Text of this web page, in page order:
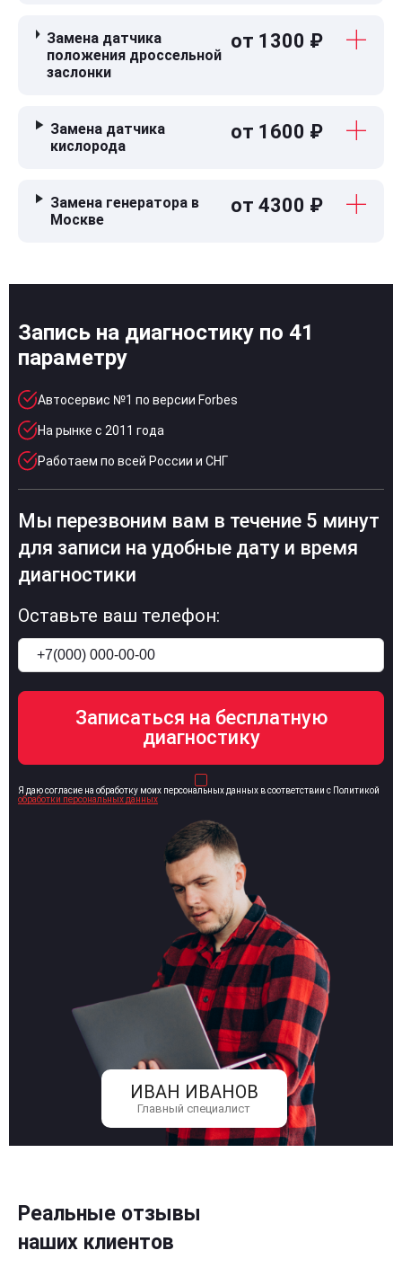
Замена датчика
положения дроссельной
заслонки
от 1300 ₽
Замена датчика
кислорода
от 1600 ₽
Замена генератора в
Москве
от 4300 ₽
Запись на диагностику по 41
параметру
Автосервис №1 по версии Forbes
На рынке с 2011 года
Работаем по всей России и СНГ
ИВАН ИВАНОВ
Главный специалист
Мы перезвоним вам в течение 5 минут
для записи на удобные дату и время
диагностики
Оставьте ваш телефон:
Я даю согласие на обработку моих персональных данных в соответствии с Политикой
обработки персональных данных
Реальные отзывы
наших клиентов